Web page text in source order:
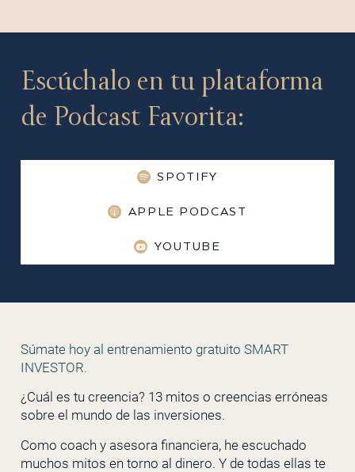
Escúchalo en tu plataforma
de Podcast Favorita:
SPOTIFY
APPLE PODCAST
YOUTUBE
Súmate hoy al entrenamiento gratuito SMART
INVESTOR.
¿Cuál es tu creencia? 13 mitos o creencias erróneas
sobre el mundo de las inversiones.
Como coach y asesora financiera, he escuchado
muchos mitos en torno al dinero. Y de todas ellas te